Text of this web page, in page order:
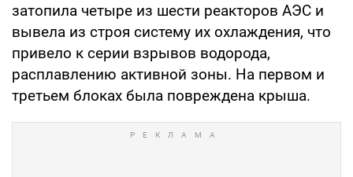
затопила четыре из шести реакторов АЭС и
вывела из строя систему их охлаждения, что
привело к серии взрывов водорода,
расплавлению активной зоны. На первом и
третьем блоках была повреждена крыша.